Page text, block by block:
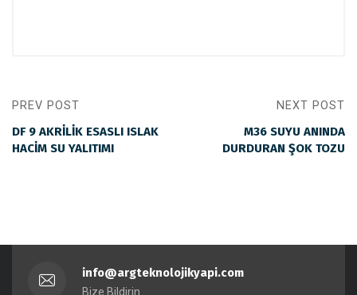
PREV POST
DF 9 AKRİLİK ESASLI ISLAK
HACİM SU YALITIMI
NEXT POST
M36 SUYU ANINDA
DURDURAN ŞOK TOZU
info@argteknolojikyapi.com
Bize Bildirin